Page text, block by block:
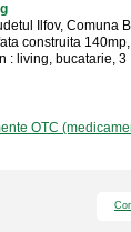
Ilfov, Comuna
construita
: living, bucatarie, 3
OTC